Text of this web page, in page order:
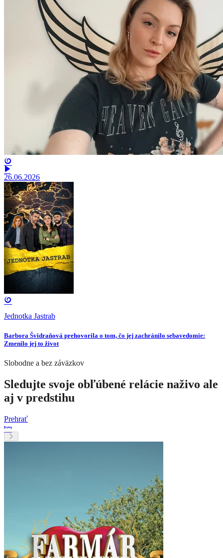
26.06.2026
Jednotka Jastrab
Barbora Švidraňová prehovorila o tom, čo jej zachránilo sebavedomie:
Zmenilo jej to život
Slobodne a bez záväzkov
Sledujte svoje obľúbené relácie naživo ale
aj v predstihu
Prehrať